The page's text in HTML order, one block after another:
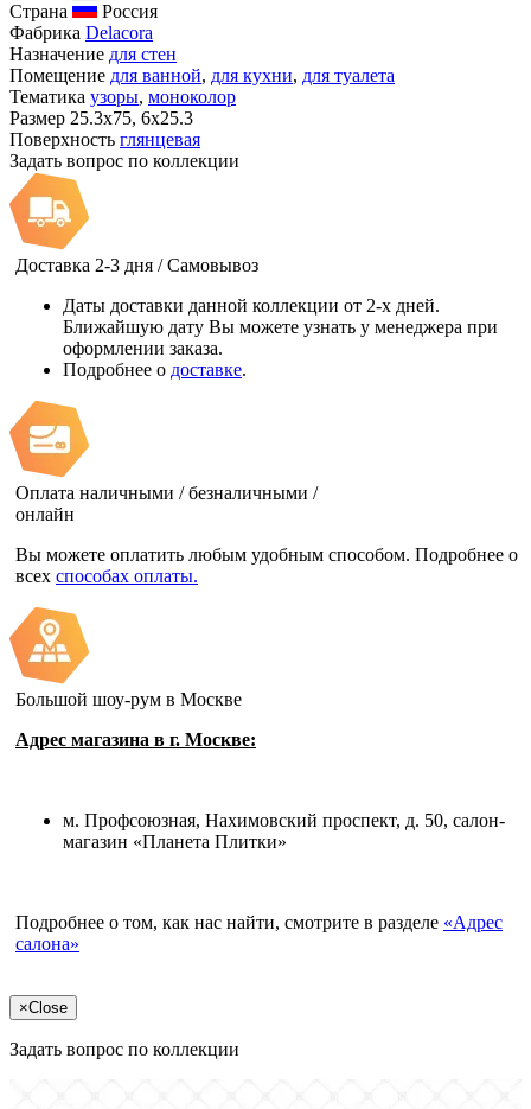
Страна
Россия
Фабрика Delacora
Назначение для стен
Помещение для ванной, для кухни, для туалета
Тематика узоры, моноколор
Размер 25.3x75, 6x25.3
Поверхность глянцевая
Задать вопрос по коллекции
Доставка 2-3 дня / Самовывоз
Даты доставки данной коллекции от 2-х дней.
Ближайшую дату Вы можете узнать у менеджера при
оформлении заказа.
Подробнее о доставке.
Оплата наличными / безналичными /
онлайн
Вы можете оплатить любым удобным способом. Подробнее о
всех способах оплаты.
Большой шоу-рум в Москве
Адрес магазина в г. Москве:
м. Профсоюзная, Нахимовский проспект, д. 50, салон-
магазин «Планета Плитки»
Подробнее о том, как нас найти, смотрите в разделе «Адрес
салона»
×Close
Задать вопрос по коллекции